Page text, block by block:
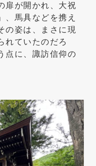
扉が開かれ、大祝
、馬具などを携え
の姿は、まさに現
れていたのだろ
点に、諏訪信仰の